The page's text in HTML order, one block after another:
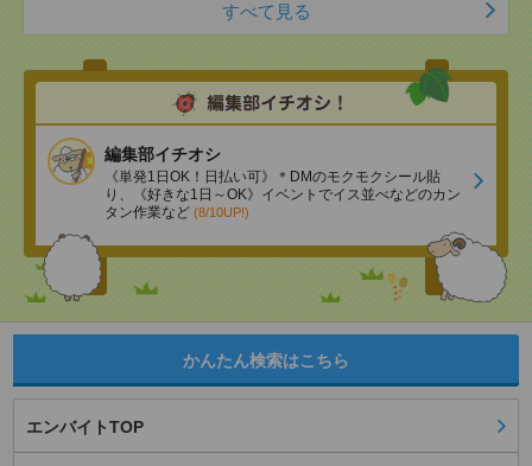
すべて見る
編集部イチオシ
《単発1日OK！日払い可》＊DMのモクモクシール貼
り、《好きな1日～OK》イベントでイス並べなどのカン
タン作業など (8/10UP!)
かんたん検索はこちら
エンバイトTOP